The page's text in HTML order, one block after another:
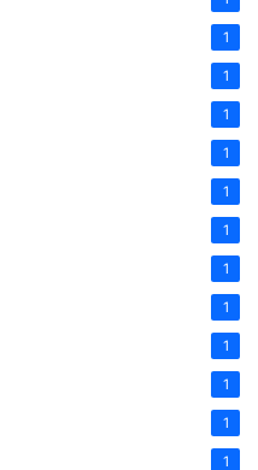
1
1
1
1
1
1
1
1
1
1
1
1